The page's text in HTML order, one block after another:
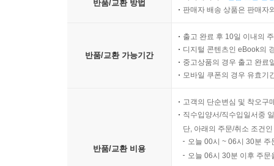
반품/교환 방법
판매자 배송 상품은 판매자
반품/교환 가능기간
출고 완료 후 10일 이내의
디지털 콘텐츠인 eBook의
중고상품의 경우 출고 완료
모바일 쿠폰의 경우 유효기
반품/교환 비용
고객의 단순변심 및 착오구
직수입양서/직수입일서중
단, 아래의 주문/취소 조건
오늘 00시 ~ 06시 30분
오늘 06시 30분 이후 주